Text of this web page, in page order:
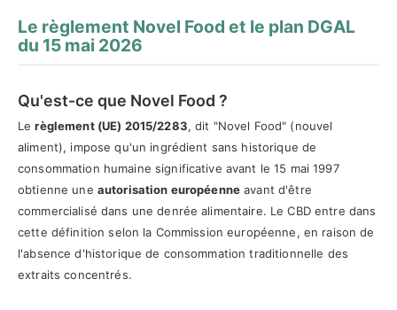
Le règlement Novel Food et le plan DGAL
du 15 mai 2026
Qu'est-ce que Novel Food ?
Lerèglement (UE) 2015/2283, dit "Novel Food" (nouvel
aliment), impose qu'un ingrédient sans historique de
consommation humaine significative avant le 15 mai 1997
obtienne une autorisation européenne avant d'être
commercialisé dans une denrée alimentaire. Le CBD entre dans
cette définition selon la Commission européenne, en raison de
l'absence d'historique de consommation traditionnelle des
extraits concentrés.